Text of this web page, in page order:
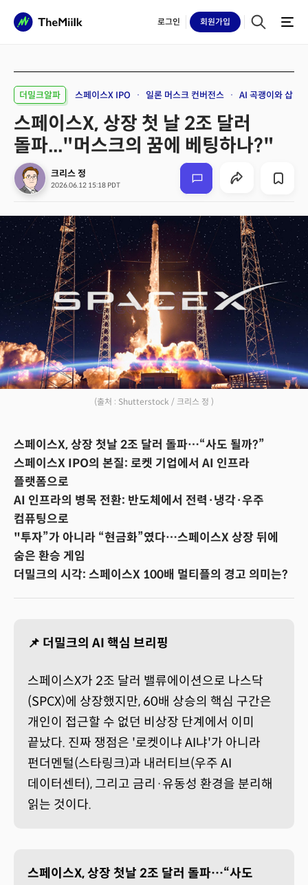
로그인 회원가입
더밀크알파 스페이스X IPO 일론 머스크 컨버전스 AI 곡괭이와 삽
스페이스X, 상장 첫 날 2조 달러
돌파..."머스크의 꿈에 베팅하나?"
크리스 정
2026.06.12 15:18 PDT
(출처 : Shutterstock / 크리스 정 )
스페이스X, 상장 첫날 2조 달러 돌파…“사도 될까?”
스페이스X IPO의 본질: 로켓 기업에서 AI 인프라
플랫폼으로
AI 인프라의 병목 전환: 반도체에서 전력·냉각·우주
컴퓨팅으로
"투자”가 아니라 “현금화”였다…스페이스X 상장 뒤에
숨은 환승 게임
더밀크의 시각: 스페이스X 100배 멀티플의 경고 의미는?
📌 더밀크의 AI 핵심 브리핑
스페이스X가 2조 달러 밸류에이션으로 나스닥
(SPCX)에 상장했지만, 60배 상승의 핵심 구간은
개인이 접근할 수 없던 비상장 단계에서 이미
끝났다. 진짜 쟁점은 '로켓이냐 AI냐'가 아니라
펀더멘털(스타링크)과 내러티브(우주 AI
데이터센터), 그리고 금리·유동성 환경을 분리해
읽는 것이다.
스페이스X, 상장 첫날 2조 달러 돌파…“사도